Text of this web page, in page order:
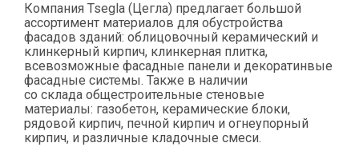
Компания Tsegla (Цегла) предлагает большой
ассортимент материалов для обустройства
фасадов зданий: облицовочный керамический и
клинкерный кирпич, клинкерная плитка,
всевозможные фасадные панели и декоратинвые
фасадные системы. Также в наличии
со склада общестроительные стеновые
материалы: газобетон, керамические блоки,
рядовой кирпич, печной кирпич и огнеупорный
кирпич, и различные кладочные смеси.